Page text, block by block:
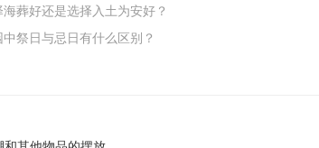
海葬好还是选择入土为安好？
中祭日与忌日有什么区别？